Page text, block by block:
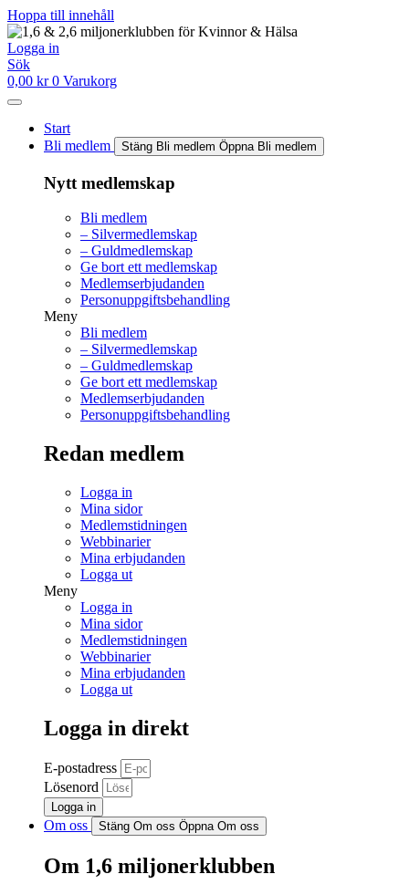
Hoppa till innehåll
Logga in
Sök
0,00 kr 0 Varukorg
Start
Bli medlem
Stäng Bli medlem Öppna Bli medlem
Nytt medlemskap
Bli medlem
– Silvermedlemskap
– Guldmedlemskap
Ge bort ett medlemskap
Medlemserbjudanden
Personuppgiftsbehandling
Meny
Bli medlem
– Silvermedlemskap
– Guldmedlemskap
Ge bort ett medlemskap
Medlemserbjudanden
Personuppgiftsbehandling
Redan medlem
Logga in
Mina sidor
Medlemstidningen
Webbinarier
Mina erbjudanden
Logga ut
Meny
Logga in
Mina sidor
Medlemstidningen
Webbinarier
Mina erbjudanden
Logga ut
Logga in direkt
E-postadress
Lösenord
Logga in
Om oss Stäng Om oss Öppna Om oss
Om 1,6 miljonerklubben